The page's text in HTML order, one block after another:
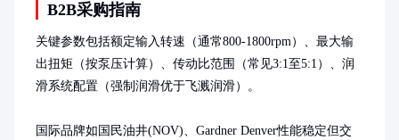
B2B采购指南
关键参数包括额定输入转速（通常800-1800rpm）、最大输
出扭矩（按泵压计算）、传动比范围（常见3:1至5:1）、润
滑系统配置（强制润滑优于飞溅润滑）。
国际品牌如国民油井(NOV)、Gardner Denver性能稳定但交